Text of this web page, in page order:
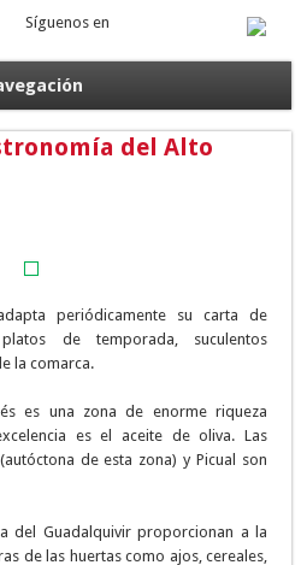
Síguenos en
del Alto
periódicamente su carta de
de temporada, suculentos
la comarca.
es una zona de enorme riqueza
es el aceite de oliva. Las
de esta zona) y Picual son
del Guadalquivir proporcionan a la
de las huertas como ajos, cereales,